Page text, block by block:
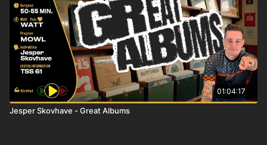
01:04:17
Jesper Skovhave - Great Albums